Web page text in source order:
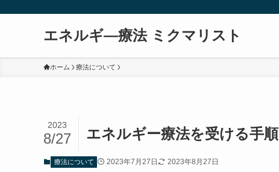
エネルギ―療法 ミクマリスト
ホーム 療法について
エネルギー療法を受ける手順
2023
8/27
療法について 2023年7月27日 2023年8月27日